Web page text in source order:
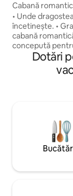
Cabană
cadă cu
• Unde
încetinește. • Grantham House este o
cabană
concepută
momente de
preferată de
remarcabile.
confortabil
ceva special sau
cotidian, acesta
timpul petrecut
Dotări